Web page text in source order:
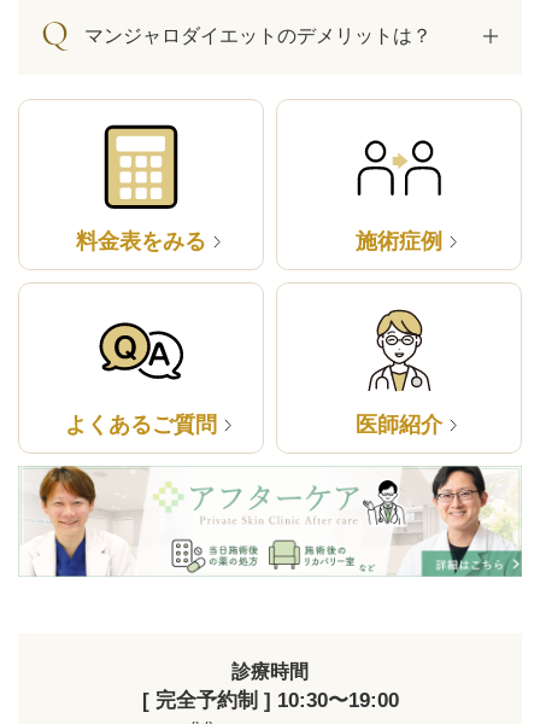
マンジャロダイエットのデメリットは？
料金表をみる 施術症例
よくあるご質問 医師紹介
診療時間
[ 完全予約制 ] 10:30〜19:00